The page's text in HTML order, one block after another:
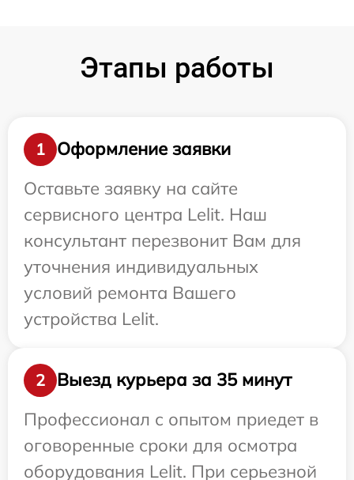
Этапы работы
1
Оформление заявки
Оставьте заявку на сайте
сервисного центра Lelit. Наш
консультант перезвонит Вам для
уточнения индивидуальных
условий ремонта Вашего
устройства Lelit.
2
Выезд курьера за 35 минут
Профессионал с опытом приедет в
оговоренные сроки для осмотра
оборудования Lelit. При серьезной